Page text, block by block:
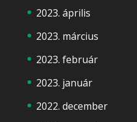
2023. április
2023. március
2023. február
2023. január
2022. december